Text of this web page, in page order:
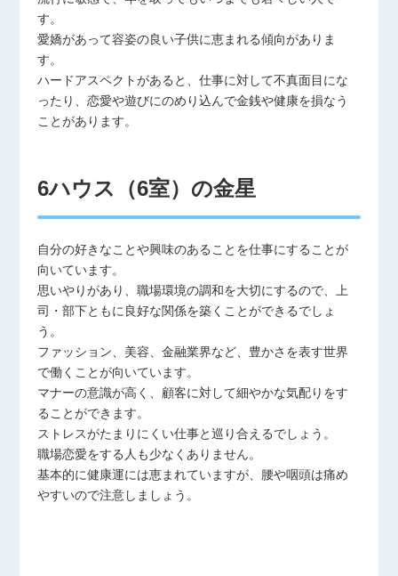
す。
愛嬌があって容姿の良い子供に恵まれる傾向がありま
す。
ハードアスペクトがあると、仕事に対して不真面目にな
ったり、恋愛や遊びにのめり込んで金銭や健康を損なう
ことがあります。
6ハウス（6室）の金星
自分の好きなことや興味のあることを仕事にすることが
向いています。
思いやりがあり、職場環境の調和を大切にするので、上
司・部下ともに良好な関係を築くことができるでしょ
う。
ファッション、美容、金融業界など、豊かさを表す世界
で働くことが向いています。
マナーの意識が高く、顧客に対して細やかな気配りをす
ることができます。
ストレスがたまりにくい仕事と巡り合えるでしょう。
職場恋愛をする人も少なくありません。
基本的に健康運には恵まれていますが、腰や咽頭は痛め
やすいので注意しましょう。